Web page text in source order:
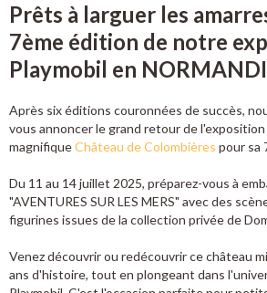
Prêts à larguer les
7ème édition de notre
Playmobil en
Après six éditions couronnées de succès,
vous annoncer le grand retour de l'exposition
magnifiqueChâteau de Colombières pour sa
Du 11 au 14 juillet 2025, préparez-vous à
"AVENTURES SUR LES MERS" avec des
figurines issues de la collection privée de
Venez découvrir ou redécouvrir ce château
ans d'histoire, tout en plongeant dans